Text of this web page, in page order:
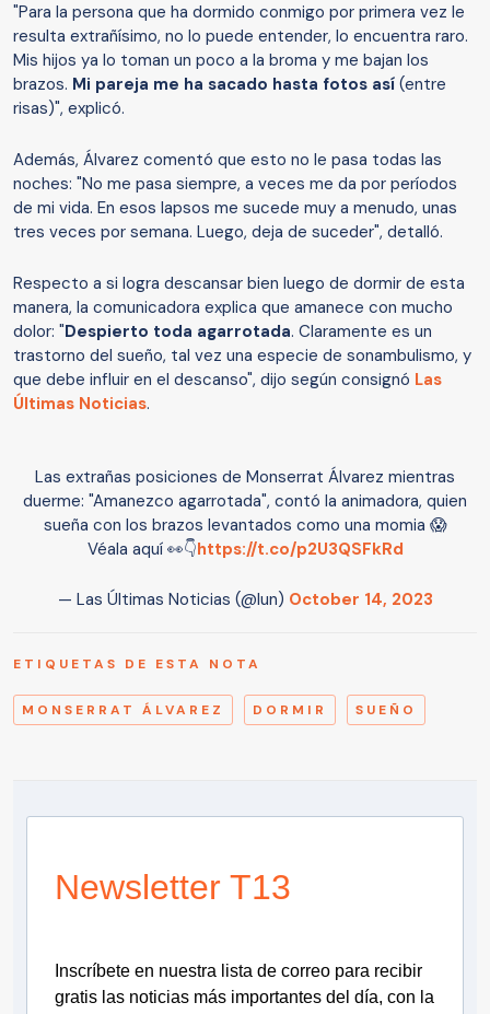
"Para la persona que ha dormido conmigo por primera vez le
resulta extrañísimo, no lo puede entender, lo encuentra raro.
Mis hijos ya lo toman un poco a la broma y me bajan los
brazos. Mi pareja me ha sacado hasta fotos así (entre
risas)", explicó.
Además, Álvarez comentó que esto no le pasa todas las
noches: "No me pasa siempre, a veces me da por períodos
de mi vida. En esos lapsos me sucede muy a menudo, unas
tres veces por semana. Luego, deja de suceder", detalló.
Respecto a si logra descansar bien luego de dormir de esta
manera, la comunicadora explica que amanece con mucho
dolor: "Despierto toda agarrotada. Claramente es un
trastorno del sueño, tal vez una especie de sonambulismo, y
que debe influir en el descanso", dijo según consignó Las
Últimas Noticias.
Las extrañas posiciones de Monserrat Álvarez mientras
duerme: "Amanezco agarrotada", contó la animadora, quien
sueña con los brazos levantados como una momia 😱
Véala aquí 👀👇https://t.co/p2U3QSFkRd
— Las Últimas Noticias (@lun) October 14, 2023
ETIQUETAS DE ESTA NOTA
MONSERRAT ÁLVAREZ DORMIR SUEÑO
Newsletter T13
Inscríbete en nuestra lista de correo para recibir
gratis las noticias más importantes del día, con la